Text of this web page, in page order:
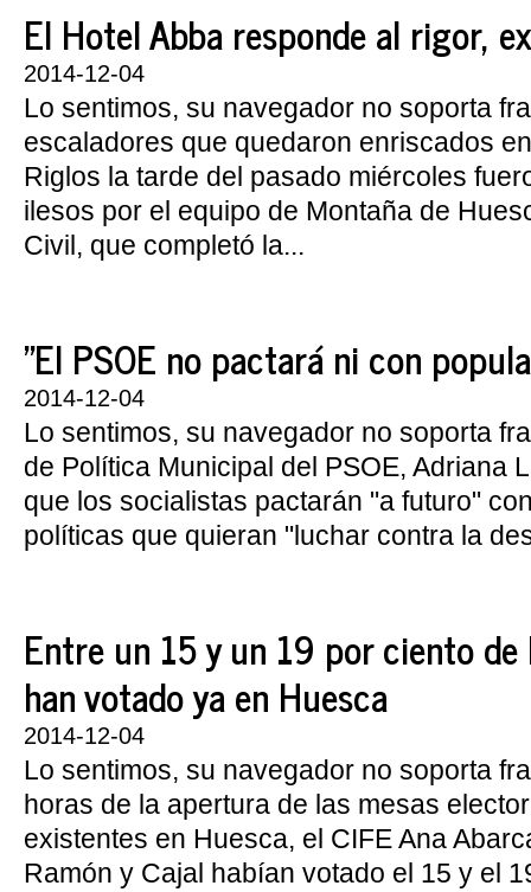
El Hotel Abba responde al rigor,
2014-12-04
Lo sentimos, su navegador no soporta
escaladores que quedaron enriscados
Riglos la tarde del pasado miércoles
ilesos por el equipo de Montaña de
Civil, que completó la...
"El PSOE no pactará ni con
2014-12-04
Lo sentimos, su navegador no soporta
de Política Municipal del PSOE, Adriana
que los socialistas pactarán "a futuro"
políticas que quieran "luchar contra la
Entre un 15 y un 19 por ciento
han votado ya en Huesca
2014-12-04
Lo sentimos, su navegador no soporta
horas de la apertura de las mesas
existentes en Huesca, el CIFE Ana
Ramón y Cajal habían votado el 15 y el